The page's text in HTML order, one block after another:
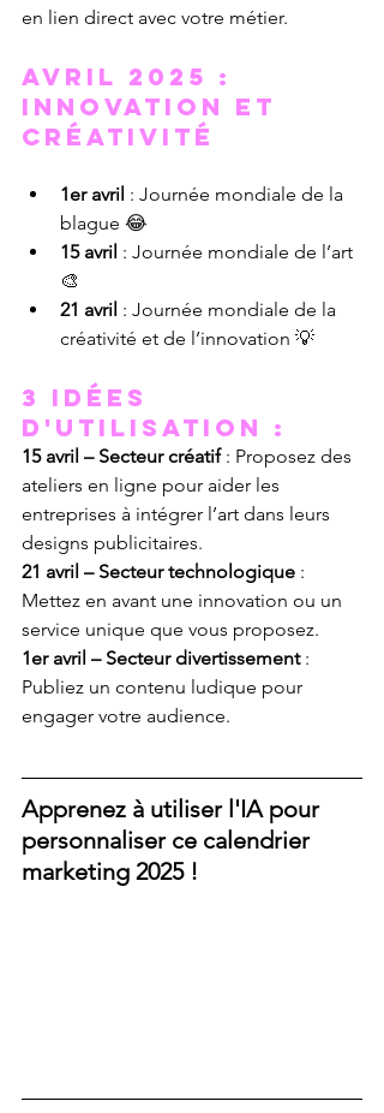
en lien direct avec votre métier.
Avril 2025 :
Innovation et
créativité
1er avril : Journée mondiale de la
blague 😂
15 avril : Journée mondiale de l’art
🎨
21 avril : Journée mondiale de la
créativité et de l’innovation 💡
3 Idées
d'utilisation :
15 avril – Secteur créatif : Proposez des
ateliers en ligne pour aider les
entreprises à intégrer l’art dans leurs
designs publicitaires.
21 avril – Secteur technologique :
Mettez en avant une innovation ou un
service unique que vous proposez.
1er avril – Secteur divertissement :
Publiez un contenu ludique pour
engager votre audience.
Apprenez à utiliser l'IA pour
personnaliser ce calendrier
marketing 2025 !